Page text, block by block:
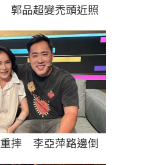
郭品超變禿頭近照
摔　李亞萍路邊倒